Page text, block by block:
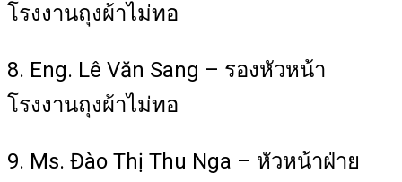
โรงงานถุงผ้าไม่ทอ
8. Eng. Lê Văn Sang – รองหัวหน้า
โรงงานถุงผ้าไม่ทอ
9. Ms. Đào Thị Thu Nga – หัวหน้าฝ่าย